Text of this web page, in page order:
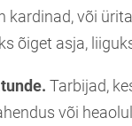
kardinad, või
õiget asja,
Tarbijad,
või